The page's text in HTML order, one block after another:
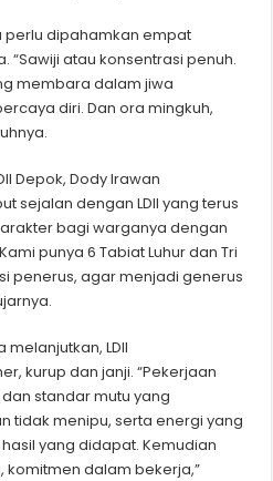
perlu dipahamkan empat
“Sawiji atau konsentrasi penuh.
membara dalam jiwa
diri. Dan ora mingkuh,
Depok, Dody Irawan
sejalan dengan LDII yang terus
bagi warganya dengan
punya 6 Tabiat Luhur dan Tri
penerus, agar menjadi generus
LDII
kurup dan janji. “Pekerjaan
standar mutu yang
tidak menipu, serta energi yang
yang didapat. Kemudian
komitmen dalam bekerja,”